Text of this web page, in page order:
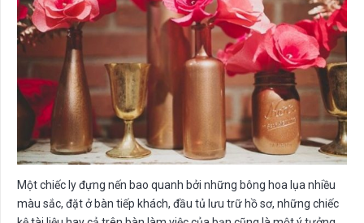
Một chiếc ly đựng nến bao quanh bởi những bông hoa lụa nhiều
màu sắc, đặt ở bàn tiếp khách, đầu tủ lưu trữ hồ sơ, những chiếc